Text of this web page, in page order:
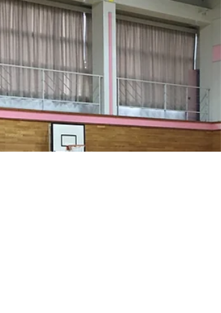
レーター機種拡張講習 （松江
市
SWIFT島根教習施設松江本校において、
UTC農業教育プログラムT10オペレーター
張講習を開催しました。 【機種拡張講習に
ついて】 UTCオペレーターライセンスを取
得する場合、機種ごとにライセンスが異な
ため、受講者が希望される機種により講習